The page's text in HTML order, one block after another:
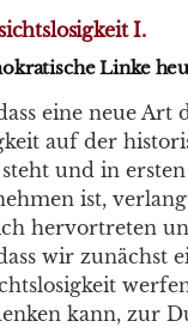
I.
Linke
eine neue Art
auf der
und in
ist,
hervortreten
wir zunächst
kann, zur